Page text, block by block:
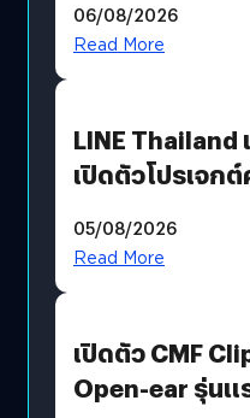
06/08/2026
Read More
LINE Thailand
เปิดตัวโปรเจก
Moon x LINE
05/08/2026
Read More
เปิดตัว CMF
Open-ear รุ่น